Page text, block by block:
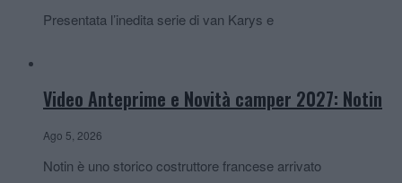
Presentata l’inedita serie di van Karys e
Video Anteprime e Novità camper 2027: Notin
Ago 5, 2026
Notin è uno storico costruttore francese arrivato